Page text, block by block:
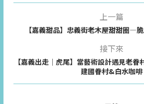
上一篇
【嘉義甜品】忠義街老木屋甜甜圈—
接下來
【嘉義出走｜虎尾】當藝術設計遇見老
建國眷村&白水咖啡